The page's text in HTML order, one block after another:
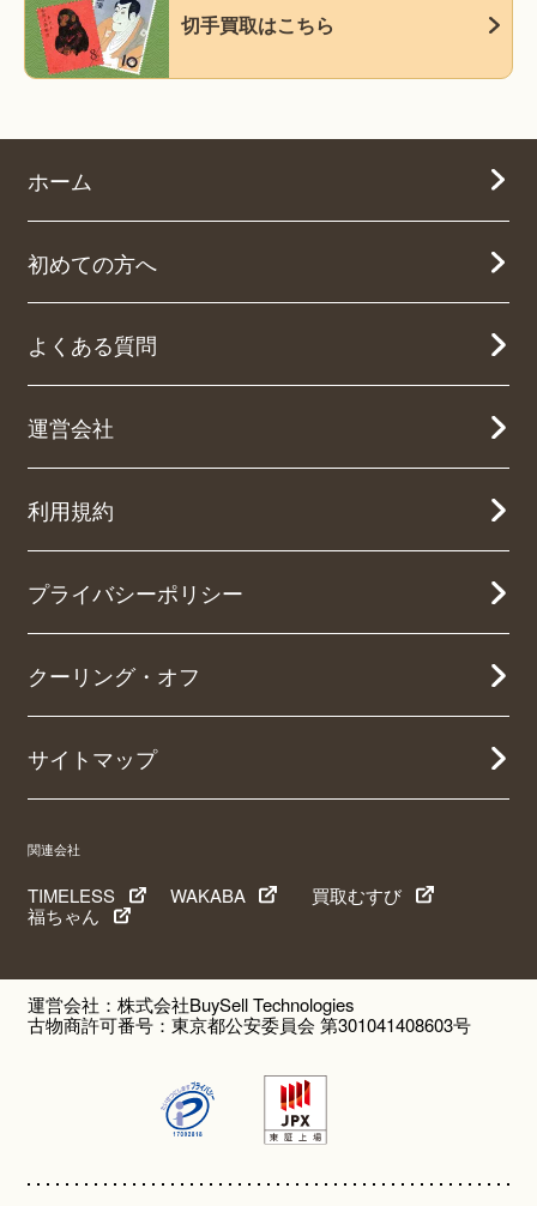
切手買取はこちら
ホーム
初めての方へ
よくある質問
運営会社
利用規約
プライバシーポリシー
クーリング・オフ
サイトマップ
関連会社
TIMELESS WAKABA
買取むすび
福ちゃん
運営会社：株式会社BuySell Technologies
古物商許可番号：東京都公安委員会 第301041408603号